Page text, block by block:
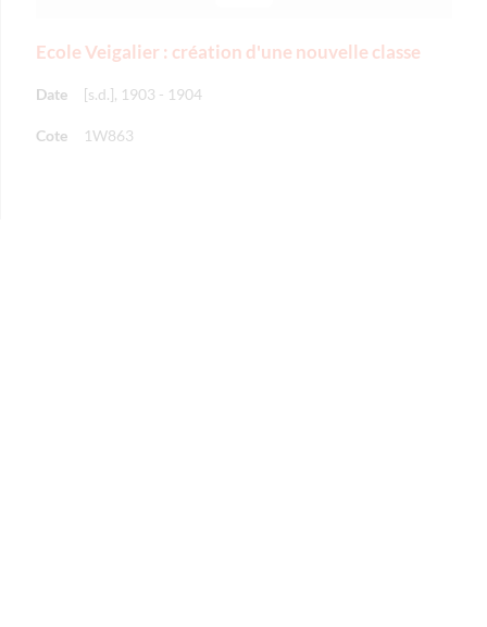
Ecole Veigalier : création d'une nouvelle classe
Date [s.d.], 1903 - 1904
Cote 1W863